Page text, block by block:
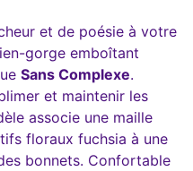
et de poésie à votre
gorge emboîtant
Sans Complexe.
et maintenir les
associe une maille
floraux fuchsia à une
bonnets. Confortable